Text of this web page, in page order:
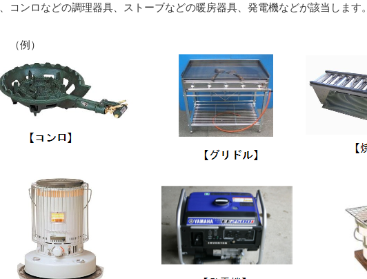
コンロなどの調理器具、ストーブなどの暖房器具、発電機などが該当します。
例）